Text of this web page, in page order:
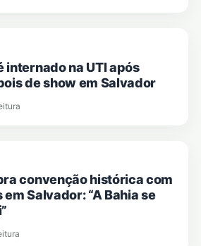
internado na UTI após
de show em Salvador
convenção histórica com
Salvador: “A Bahia se